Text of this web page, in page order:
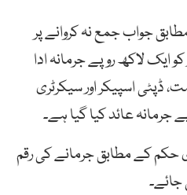
جواب جمع نہ کروانے پر
ایک لاکھ روپے جرمانہ ادا
ڈپٹی اسپیکر اور سیکرٹری
جرمانہ عائد کیا گیا ہے۔
حکم کے مطابق جرمانے کی رقم